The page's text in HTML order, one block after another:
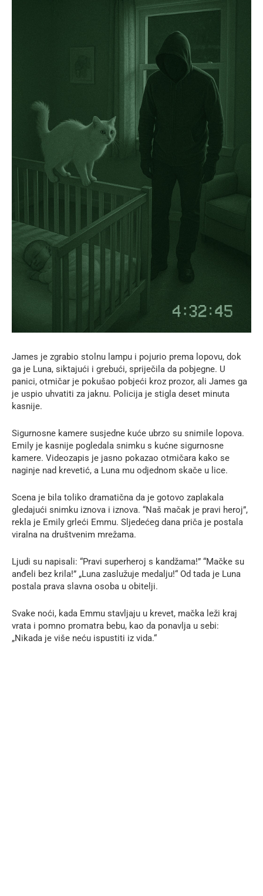
James je zgrabio stolnu lampu i pojurio prema lopovu, dok
ga je Luna, siktajući i grebući, spriječila da pobjegne. U
panici, otmičar je pokušao pobjeći kroz prozor, ali James ga
je uspio uhvatiti za jaknu. Policija je stigla deset minuta
kasnije.
Sigurnosne kamere susjedne kuće ubrzo su snimile lopova.
Emily je kasnije pogledala snimku s kućne sigurnosne
kamere. Videozapis je jasno pokazao otmičara kako se
naginje nad krevetić, a Luna mu odjednom skače u lice.
Scena je bila toliko dramatična da je gotovo zaplakala
gledajući snimku iznova i iznova. “Naš mačak je pravi heroj”,
rekla je Emily grleći Emmu. Sljedećeg dana priča je postala
viralna na društvenim mrežama.
Ljudi su napisali: “Pravi superheroj s kandžama!” “Mačke su
anđeli bez krila!” „Luna zaslužuje medalju!“ Od tada je Luna
postala prava slavna osoba u obitelji.
Svake noći, kada Emmu stavljaju u krevet, mačka leži kraj
vrata i pomno promatra bebu, kao da ponavlja u sebi:
„Nikada je više neću ispustiti iz vida.“